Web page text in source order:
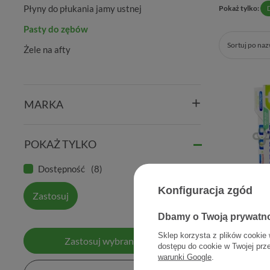
Płyny do płukania jamy ustnej
Pasty do zębów
Żele na afty
MARKA
POKAŻ TYLKO
Dostępność 8
Zastosuj
Zastosuj wybrane filtry
Pokaż tylko:
Sortuj po
pasta do
Konfiguracja zgód
Dbamy o Twoją
Sklep korzysta z plików cookie
dostępu do cookie w Twojej
warunki Google